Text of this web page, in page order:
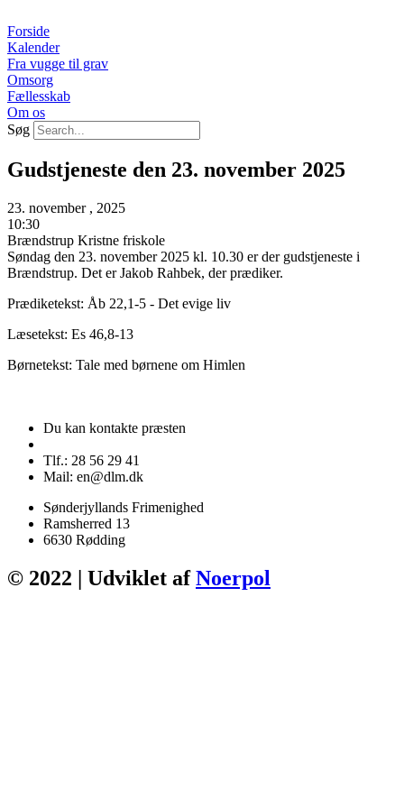
til
indhold
Forside
Kalender
Fra vugge til grav
Omsorg
Fællesskab
Om os
Søg
Gudstjeneste den 23. november 2025
23. november , 2025
10:30
Brændstrup Kristne friskole
Søndag den 23. november 2025 kl. 10.30 er der gudstjeneste i
Brændstrup. Det er Jakob Rahbek, der prædiker.
Prædiketekst: Åb 22,1-5 - Det evige liv
Læsetekst: Es 46,8-13
Børnetekst: Tale med børnene om Himlen
Du kan kontakte præsten
Tlf.: 28 56 29 41
Mail: en@dlm.dk
Sønderjyllands Frimenighed
Ramsherred 13
6630 Rødding
© 2022 | Udviklet afNoerpol